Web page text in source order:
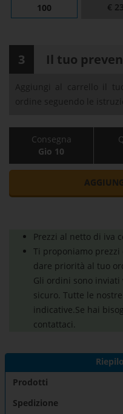
100 €
3 Il tuo
Aggiungi al carrello il
ordine seguendo le
Consegna
Gio 10
Prezzi al netto di iva
Ti proponiamo
dare priorità al tuo
Gli ordini sono inviati
sicuro. Tutte le
indicative.Se hai
contattaci.
Prodotti
Spedizione